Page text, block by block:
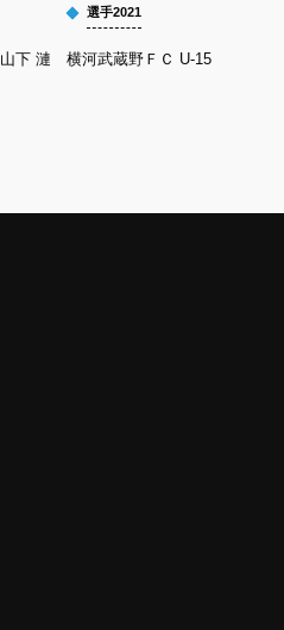
選手2021
山下 漣 横河武蔵野ＦＣ U-15